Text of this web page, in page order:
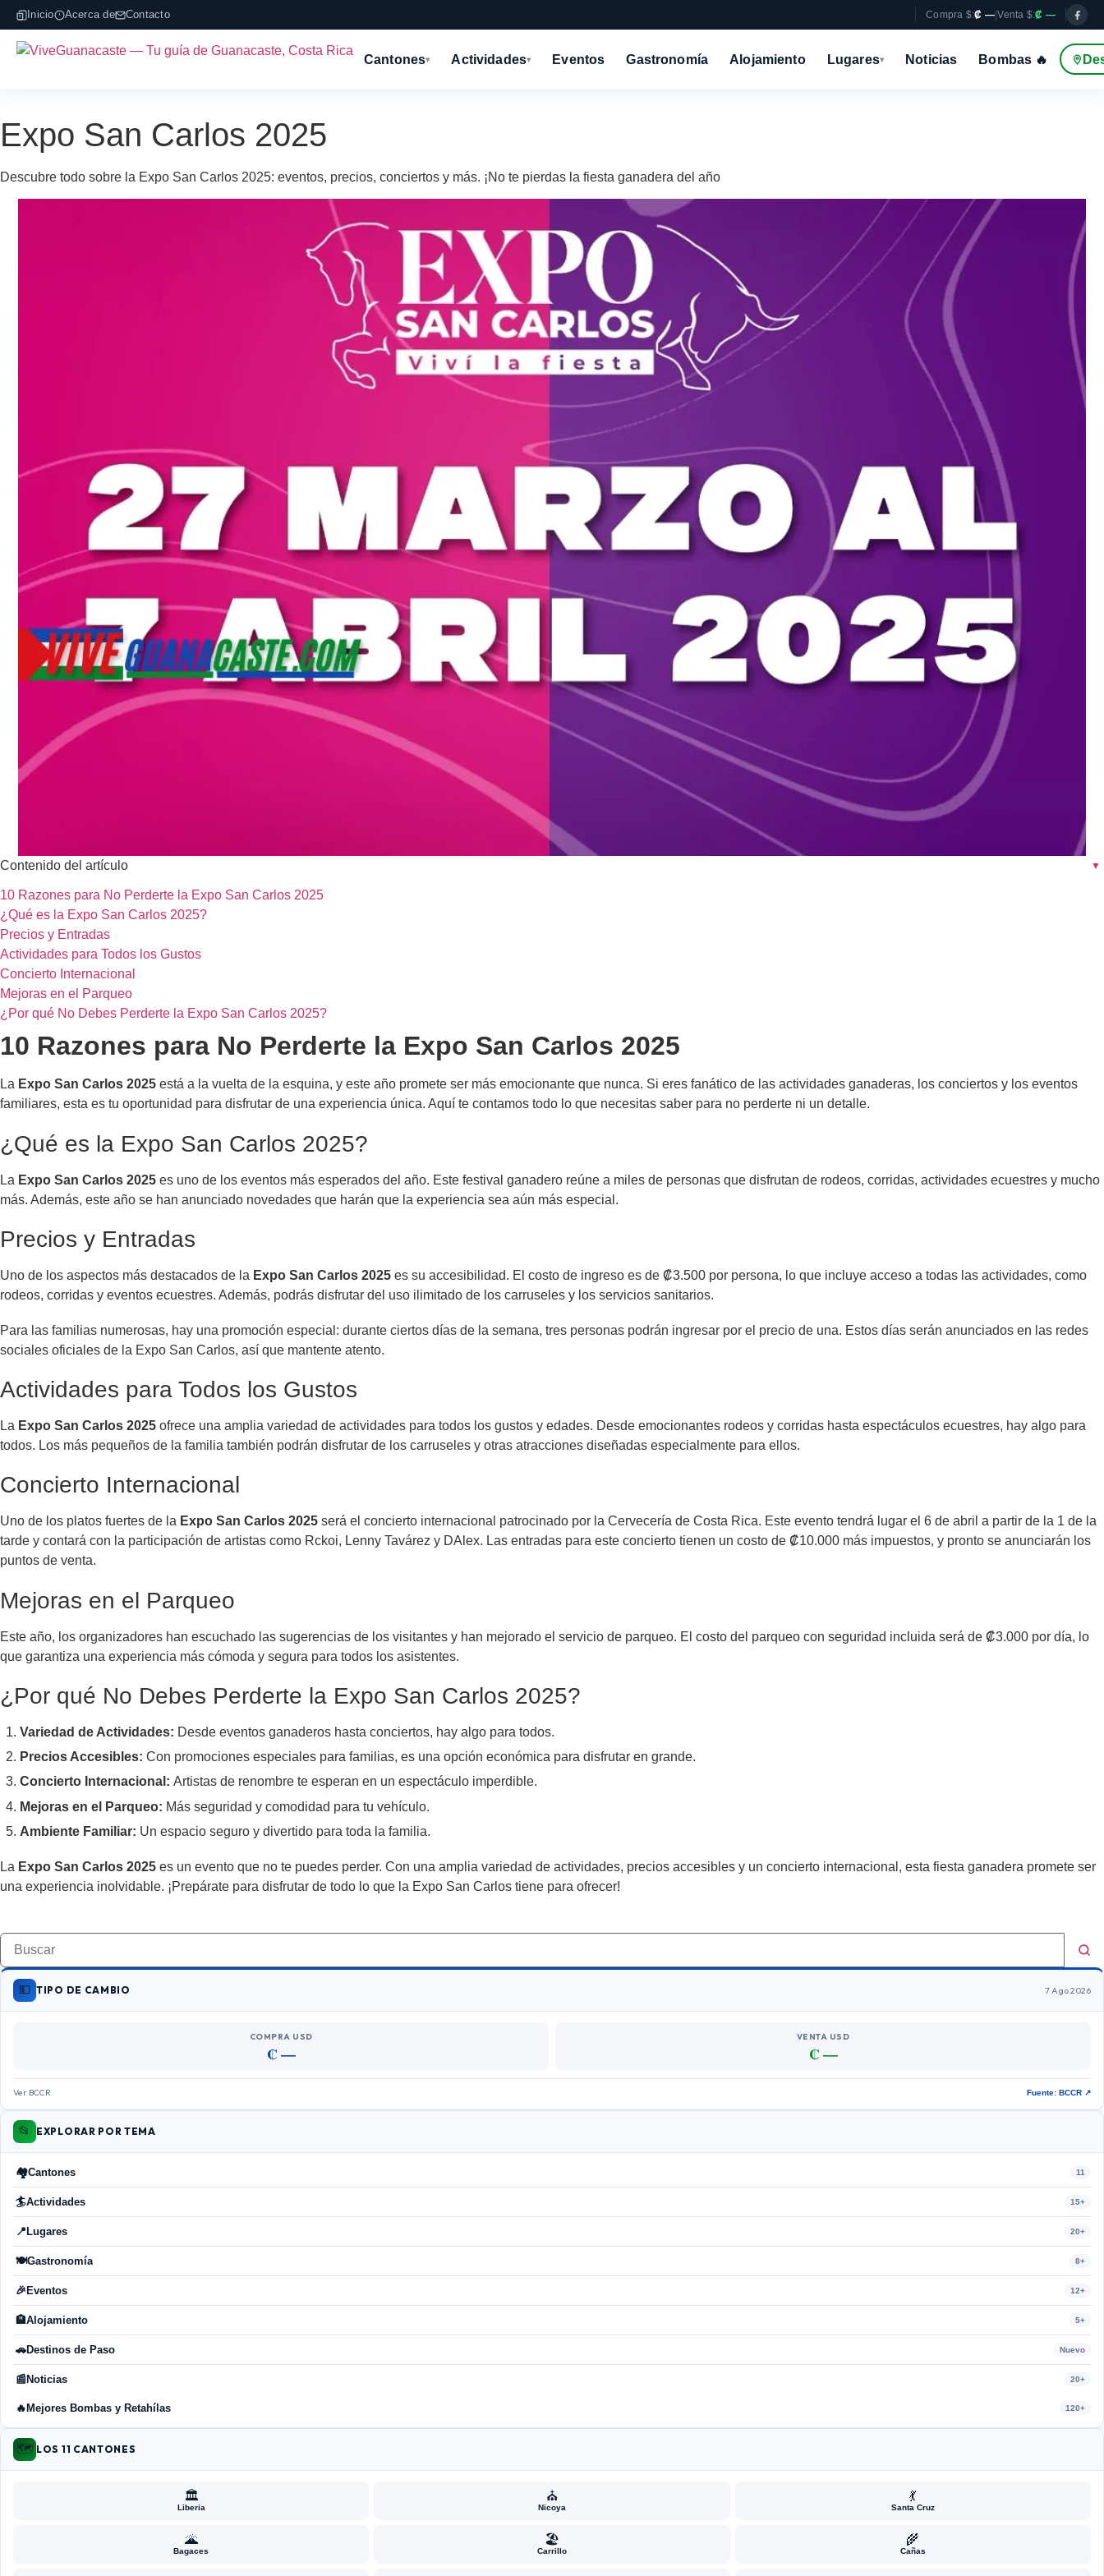
Inicio Acerca de Contacto Compra $:₡ — |Venta $:₡ —
Cantones▾ Actividades▾ Eventos Gastronomía Alojamiento Lugares▾ Noticias Bombas 🔥
Expo San Carlos 2025
Descubre todo sobre la Expo San Carlos 2025: eventos, precios, conciertos y más. ¡No te pierdas la fiesta ganadera del año
Contenido del artículo ▼
10 Razones para No Perderte la Expo San Carlos 2025
¿Qué es la Expo San Carlos 2025?
Precios y Entradas
Actividades para Todos los Gustos
Concierto Internacional
Mejoras en el Parqueo
¿Por qué No Debes Perderte la Expo San Carlos 2025?
10 Razones para No Perderte la Expo San Carlos 2025
La Expo San Carlos 2025 está a la vuelta de la esquina, y este año promete ser más emocionante que nunca. Si eres fanático de las actividades ganaderas, los conciertos y los eventos
familiares, esta es tu oportunidad para disfrutar de una experiencia única. Aquí te contamos todo lo que necesitas saber para no perderte ni un detalle.
¿Qué es la Expo San Carlos 2025?
La Expo San Carlos 2025 es uno de los eventos más esperados del año. Este festival ganadero reúne a miles de personas que disfrutan de rodeos, corridas, actividades ecuestres y mucho
más. Además, este año se han anunciado novedades que harán que la experiencia sea aún más especial.
Precios y Entradas
Uno de los aspectos más destacados de la Expo San Carlos 2025 es su accesibilidad. El costo de ingreso es de ₡3.500 por persona, lo que incluye acceso a todas las actividades, como
rodeos, corridas y eventos ecuestres. Además, podrás disfrutar del uso ilimitado de los carruseles y los servicios sanitarios.
Para las familias numerosas, hay una promoción especial: durante ciertos días de la semana, tres personas podrán ingresar por el precio de una. Estos días serán anunciados en las redes
sociales oficiales de la Expo San Carlos, así que mantente atento.
Actividades para Todos los Gustos
La Expo San Carlos 2025 ofrece una amplia variedad de actividades para todos los gustos y edades. Desde emocionantes rodeos y corridas hasta espectáculos ecuestres, hay algo para
todos. Los más pequeños de la familia también podrán disfrutar de los carruseles y otras atracciones diseñadas especialmente para ellos.
Concierto Internacional
Uno de los platos fuertes de la Expo San Carlos 2025 será el concierto internacional patrocinado por la Cervecería de Costa Rica. Este evento tendrá lugar el 6 de abril a partir de la 1 de la
tarde y contará con la participación de artistas como Rckoi, Lenny Tavárez y DAlex. Las entradas para este concierto tienen un costo de ₡10.000 más impuestos, y pronto se anunciarán los
puntos de venta.
Mejoras en el Parqueo
Este año, los organizadores han escuchado las sugerencias de los visitantes y han mejorado el servicio de parqueo. El costo del parqueo con seguridad incluida será de ₡3.000 por día, lo
que garantiza una experiencia más cómoda y segura para todos los asistentes.
¿Por qué No Debes Perderte la Expo San Carlos 2025?
Variedad de Actividades: Desde eventos ganaderos hasta conciertos, hay algo para todos.
Precios Accesibles: Con promociones especiales para familias, es una opción económica para disfrutar en grande.
Concierto Internacional: Artistas de renombre te esperan en un espectáculo imperdible.
Mejoras en el Parqueo: Más seguridad y comodidad para tu vehículo.
Ambiente Familiar: Un espacio seguro y divertido para toda la familia.
La Expo San Carlos 2025 es un evento que no te puedes perder. Con una amplia variedad de actividades, precios accesibles y un concierto internacional, esta fiesta ganadera promete ser
una experiencia inolvidable. ¡Prepárate para disfrutar de todo lo que la Expo San Carlos tiene para ofrecer!
💵 TIPO DE CAMBIO 7 Ago 2026
COMPRA USD
₡ —
VENTA USD
₡ —
Ver BCCR Fuente: BCCR ↗
📂 EXPLORAR POR TEMA
🏘️Cantones 11
🏄Actividades 15+
📍Lugares 20+
🍽️Gastronomía 8+
🎉Eventos 12+
🏨Alojamiento 5+
🚗Destinos de Paso Nuevo
📰Noticias 20+
🔥Mejores Bombas y Retahílas 120+
🗺️ LOS 11 CANTONES
🏛️
Liberia
⛪
Nicoya
💃
Santa Cruz
🌋
Bagaces
🏖️
Carrillo
🌾
Cañas